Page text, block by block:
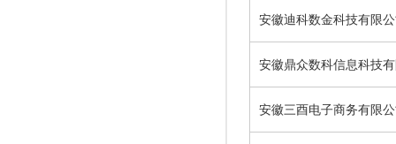
安徽迪科数金科技有限
安徽鼎众数科信息科技
安徽三酉电子商务有限